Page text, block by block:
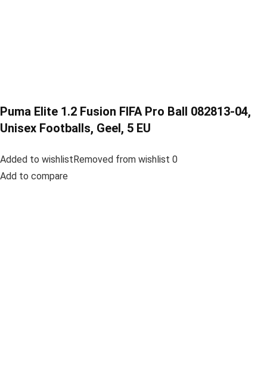
Puma Elite 1.2 Fusion FIFA Pro Ball 082813-04,
Unisex Footballs, Geel, 5 EU
Added to wishlistRemoved from wishlist 0
Add to compare